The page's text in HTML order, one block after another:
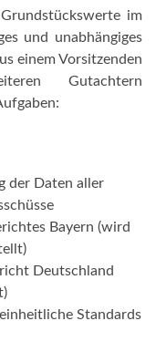
im
und unabhängiges
einem Vorsitzenden
Gutachtern
der Daten aller
Bayern (wird
Deutschland
Standards